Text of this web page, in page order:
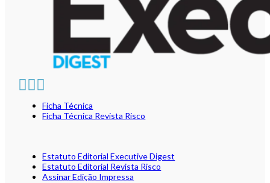
Ficha Técnica
Ficha Técnica Revista Risco
Estatuto Editorial Executive Digest
Estatuto Editorial Revista Risco
Assinar Edição Impressa